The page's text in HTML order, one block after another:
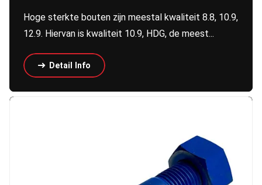
Hoge sterkte bouten zijn meestal kwaliteit 8.8, 10.9,
12.9. Hiervan is kwaliteit 10.9, HDG, de meest...
Detail Info